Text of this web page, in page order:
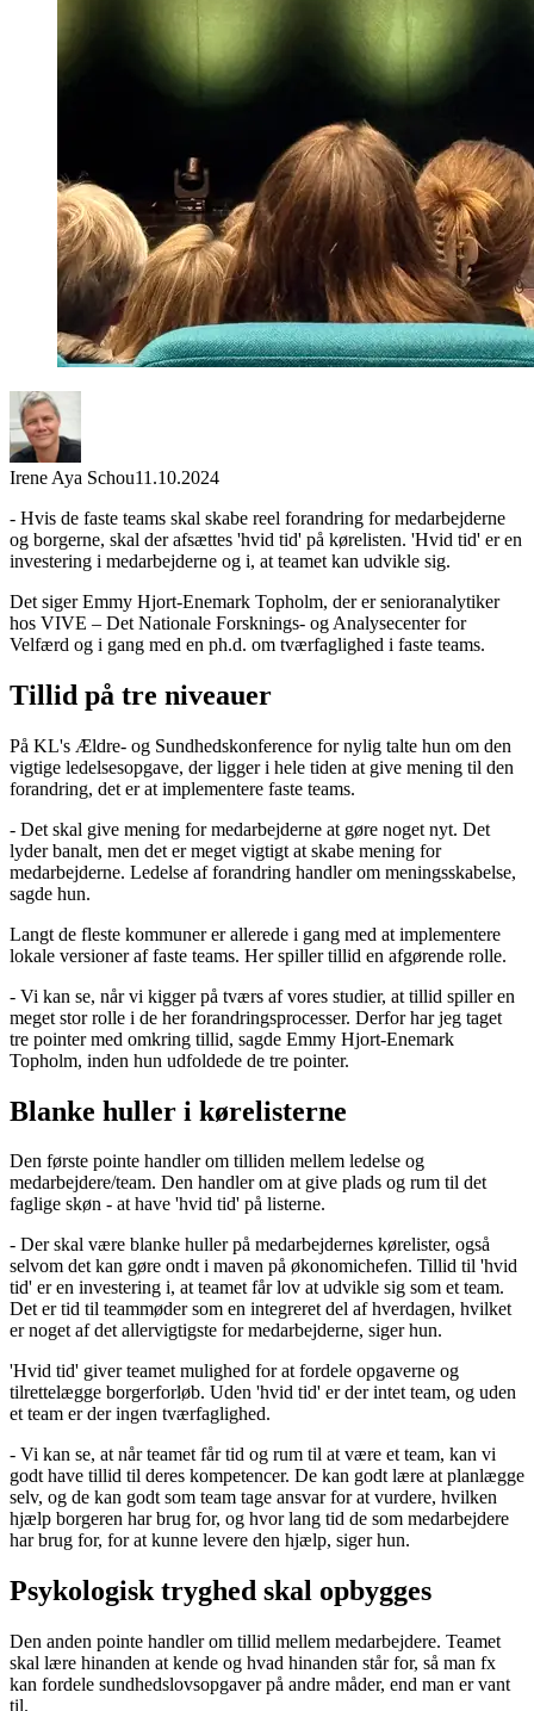
Irene Aya Schou11.10.2024
- Hvis de faste teams skal skabe reel forandring for medarbejderne
og borgerne, skal der afsættes 'hvid tid' på kørelisten. 'Hvid tid' er en
investering i medarbejderne og i, at teamet kan udvikle sig.
Det siger Emmy Hjort-Enemark Topholm, der er senioranalytiker
hos VIVE – Det Nationale Forsknings- og Analysecenter for
Velfærd og i gang med en ph.d. om tværfaglighed i faste teams.
Tillid på tre niveauer
På KL's Ældre- og Sundhedskonference for nylig talte hun om den
vigtige ledelsesopgave, der ligger i hele tiden at give mening til den
forandring, det er at implementere faste teams.
- Det skal give mening for medarbejderne at gøre noget nyt. Det
lyder banalt, men det er meget vigtigt at skabe mening for
medarbejderne. Ledelse af forandring handler om meningsskabelse,
sagde hun.
Langt de fleste kommuner er allerede i gang med at implementere
lokale versioner af faste teams. Her spiller tillid en afgørende rolle.
- Vi kan se, når vi kigger på tværs af vores studier, at tillid spiller en
meget stor rolle i de her forandringsprocesser. Derfor har jeg taget
tre pointer med omkring tillid, sagde Emmy Hjort-Enemark
Topholm, inden hun udfoldede de tre pointer.
Blanke huller i kørelisterne
Den første pointe handler om tilliden mellem ledelse og
medarbejdere/team. Den handler om at give plads og rum til det
faglige skøn - at have 'hvid tid' på listerne.
- Der skal være blanke huller på medarbejdernes kørelister, også
selvom det kan gøre ondt i maven på økonomichefen. Tillid til 'hvid
tid' er en investering i, at teamet får lov at udvikle sig som et team.
Det er tid til teammøder som en integreret del af hverdagen, hvilket
er noget af det allervigtigste for medarbejderne, siger hun.
'Hvid tid' giver teamet mulighed for at fordele opgaverne og
tilrettelægge borgerforløb. Uden 'hvid tid' er der intet team, og uden
et team er der ingen tværfaglighed.
- Vi kan se, at når teamet får tid og rum til at være et team, kan vi
godt have tillid til deres kompetencer. De kan godt lære at planlægge
selv, og de kan godt som team tage ansvar for at vurdere, hvilken
hjælp borgeren har brug for, og hvor lang tid de som medarbejdere
har brug for, for at kunne levere den hjælp, siger hun.
Psykologisk tryghed skal opbygges
Den anden pointe handler om tillid mellem medarbejdere. Teamet
skal lære hinanden at kende og hvad hinanden står for, så man fx
kan fordele sundhedslovsopgaver på andre måder, end man er vant
til.